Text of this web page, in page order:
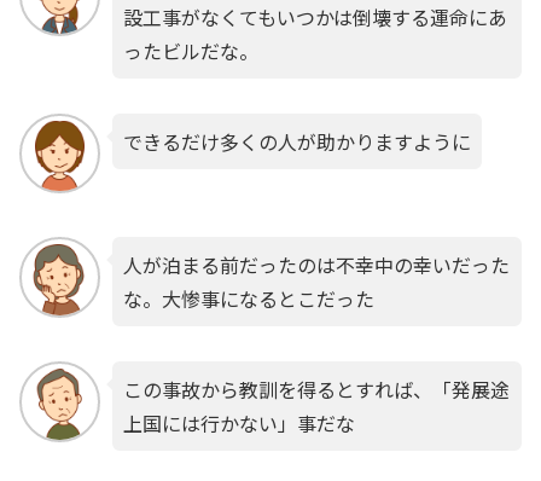
設工事がなくてもいつかは倒壊する運命にあ
ったビルだな。
できるだけ多くの人が助かりますように
人が泊まる前だったのは不幸中の幸いだった
な。大惨事になるとこだった
この事故から教訓を得るとすれば、「発展途
上国には行かない」事だな